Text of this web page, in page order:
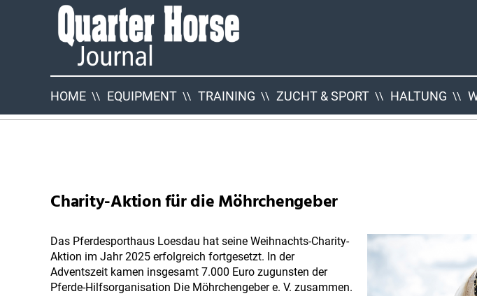
Quarter
Horse
Journal
HOME EQUIPMENT TRAINING ZUCHT & SPORT HALTUNG
QHJ Neuigkeiten
Charity-Aktion für die Möhrchengeber
Das Pferdesporthaus Loesdau hat seine Weihnachts-Charity-
Aktion im Jahr 2025 erfolgreich fortgesetzt. In der
Adventszeit kamen insgesamt 7.000 Euro zugunsten der
Pferde-Hilfsorganisation Die Möhrchengeber e. V. zusammen.